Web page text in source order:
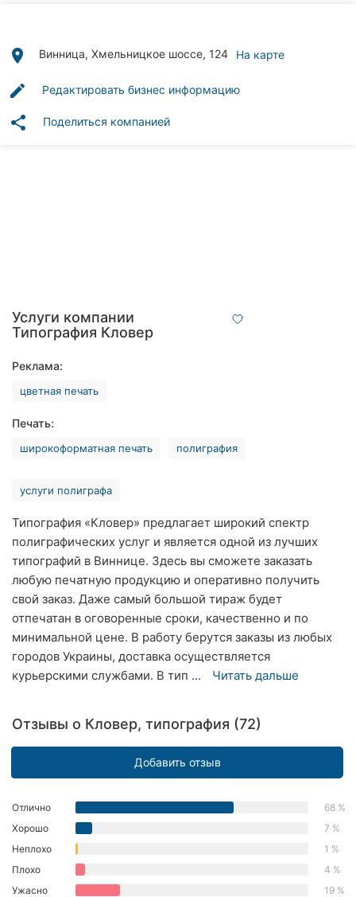
рубрики
Хмельницкий
Ровно
Кропивницкий
Запорожье
Днепр
Львов
Кривой
Рог
Херсон
Черкассы
Черновцы
place Винница, Хмельницкое шоссе, 124 На карте
edit Редактировать бизнес информацию
share Поделиться компанией
Услуги компании
Типография Кловер
Реклама:
цветная печать
Печать:
широкоформатная печать полиграфия
услуги полиграфа
Типография «Кловер» предлагает широкий спектр
полиграфических услуг и является одной из лучших
типографий в Виннице. Здесь вы сможете заказать
любую печатную продукцию и оперативно получить
свой заказ. Даже самый большой тираж будет
отпечатан в оговоренные сроки, качественно и по
минимальной цене. В работу берутся заказы из любых
городов Украины, доставка осуществляется
курьерскими службами. В тип ...
Читать дальше
Отзывы о Кловер, типография (72)
Добавить отзыв
Отлично
68 %
Хорошо
7 %
Неплохо
1 %
Плохо
4 %
Ужасно
19 %